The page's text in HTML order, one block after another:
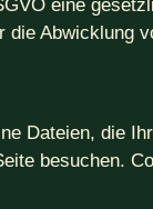
eine
Abwicklung
Dateien, die
besuchen.